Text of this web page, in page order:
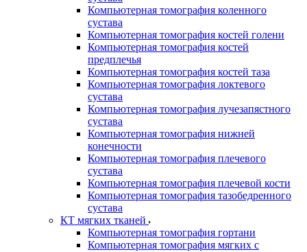
Компьютерная томография коленного
сустава
Компьютерная томография костей голени
Компьютерная томография костей
предплечья
Компьютерная томография костей таза
Компьютерная томография локтевого
сустава
Компьютерная томография лучезапястного
сустава
Компьютерная томография нижней
конечности
Компьютерная томография плечевого
сустава
Компьютерная томография плечевой кости
Компьютерная томография тазобедренного
сустава
КТ мягких тканей
Компьютерная томография гортани
Компьютерная томография мягких с